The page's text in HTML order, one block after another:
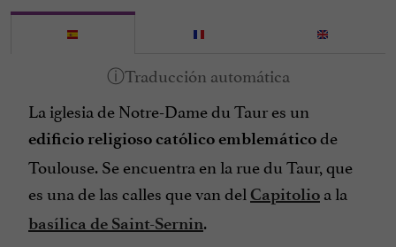
La iglesia de Notre-Dame du Taur es un
edificio religioso católico emblemáticode
Toulouse.Se encuentra en la rue du Taur, que
es una de las calles que van del Capitolio a la
basílica de Saint-Sernin.